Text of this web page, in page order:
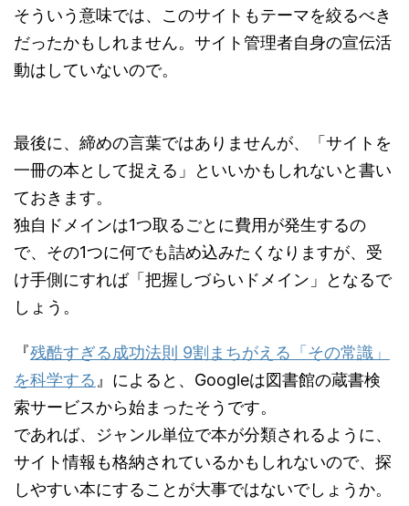
そういう意味では、このサイトもテーマを絞るべき
だったかもしれません。サイト管理者自身の宣伝活
動はしていないので。
最後に、締めの言葉ではありませんが、「サイトを
一冊の本として捉える」といいかもしれないと書い
ておきます。
独自ドメインは1つ取るごとに費用が発生するの
で、その1つに何でも詰め込みたくなりますが、受
け手側にすれば「把握しづらいドメイン」となるで
しょう。
『残酷すぎる成功法則 9割まちがえる「その常識」
を科学する』によると、Googleは図書館の蔵書検
索サービスから始まったそうです。
であれば、ジャンル単位で本が分類されるように、
サイト情報も格納されているかもしれないので、探
しやすい本にすることが大事ではないでしょうか。